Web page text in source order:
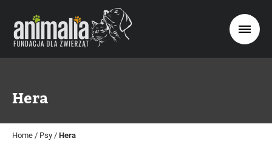
Hera
Home/ Psy/Hera